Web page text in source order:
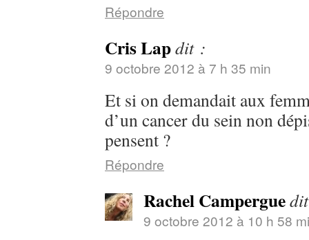
Répondre
Cris Lapdit :
9 octobre 2012 à 7 h 35 min
Et si on demandait aux
d’un cancer du sein non
pensent ?
Répondre
Rachel Campergue
9 octobre 2012 à 10 h 58